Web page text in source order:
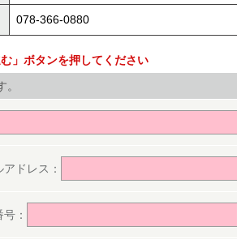
078-366-0880
」ボタンを押してください
アドレス：
：